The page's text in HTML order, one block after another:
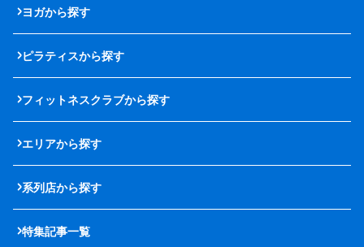
ヨガから探す
ピラティスから探す
フィットネスクラブから探す
エリアから探す
系列店から探す
特集記事一覧